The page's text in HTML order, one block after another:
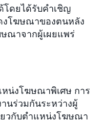
โดยได้รับคำเชิญ
งโฆษณาของตนหลัง
ณาจากผู้เผยแพร่
หน่งโฆษณาพิเศษ การ
นร่วมกันระหว่างผู้
วกับตำแหน่งโฆษณา